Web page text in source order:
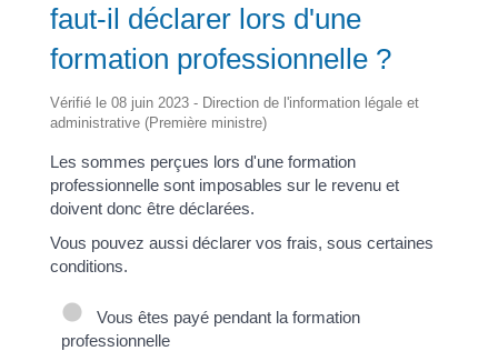
faut-il déclarer lors d'une
formation professionnelle ?
Vérifié le 08 juin 2023 - Direction de l'information légale et
administrative (Première ministre)
Les sommes perçues lors d'une formation
professionnelle sont imposables sur le revenu et
doivent donc être déclarées.
Vous pouvez aussi déclarer vos frais, sous certaines
conditions.
Vous êtes payé pendant la formation
professionnelle